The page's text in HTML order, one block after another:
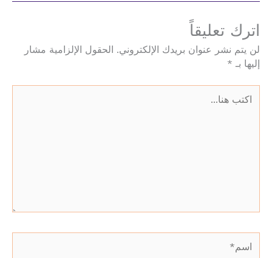
اترك تعليقاً
لن يتم نشر عنوان بريدك الإلكتروني.
الحقول الإلزامية مشار
إليها بـ *
هنا...